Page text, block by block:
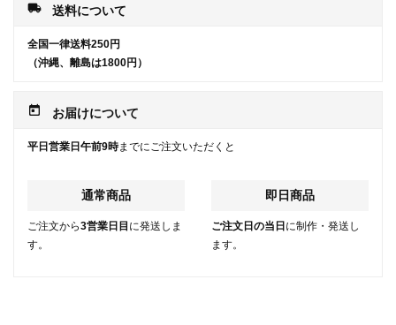
local_shipping 送料について
全国一律送料250円
（沖縄、離島は1800円）
today お届けについて
平日営業日午前9時までにご注文いただくと
通常商品
ご注文から3営業日目 に発送しま
す。
即日商品
ご注文日の当日 に制作・発送し
ます。